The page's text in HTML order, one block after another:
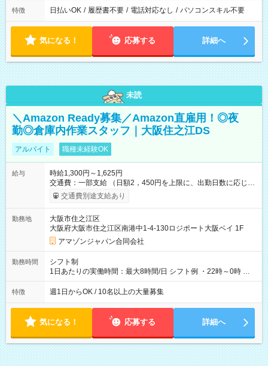
特徴 日払いOK / 履歴書不要 / 電話対応なし / パソコンスキル不要
気になる！ 応募する 詳細へ
未読
＼Amazon Ready募集／Amazon直雇用！◎夜
勤◎倉庫内作業スタッフ｜大阪住之江DS
アルバイト 職種未経験OK
給与
時給1,300円～1,625円
交通費：一部支給 （日額2，450円を上限に、出勤日数に応じて
実費支給） ※22:00～翌5:00までは時給25%UP！ ■給与前払い
制度あり ※前払い額の上限あり、手数料無料（Amazon負担）
交通費別途支給あり
勤務地
大阪市住之江区
大阪府大阪市住之江区南港中1-4-130ロジポート大阪ベイ 1F
アマゾンジャパン合同会社
勤務時間
シフト制
1日あたりの実働時間：最大8時間/日 シフト例 ・22時～0時 入
社後、就業可能シフトをご確認の上、申請してください。
特徴 週1日からOK / 10名以上の大量募集
気になる！ 応募する 詳細へ